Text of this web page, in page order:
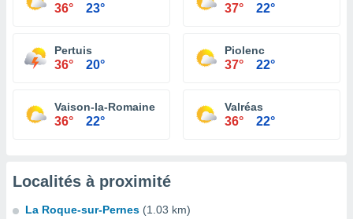
36° 23° 37° 22°
Pertuis
36° 20°
Piolenc
37° 22°
Vaison-la-Romaine
36° 22°
Valréas
36° 22°
Localités à proximité
La Roque-sur-Pernes (1.03 km)